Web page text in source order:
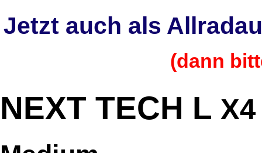
Jetzt auch als
(dann
NEXT TECH L